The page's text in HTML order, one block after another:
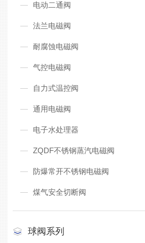
电动二通阀
法兰电磁阀
耐腐蚀电磁阀
气控电磁阀
自力式温控阀
通用电磁阀
电子水处理器
ZQDF不锈钢蒸汽电磁阀
防爆常开不锈钢电磁阀
煤气安全切断阀
球阀系列